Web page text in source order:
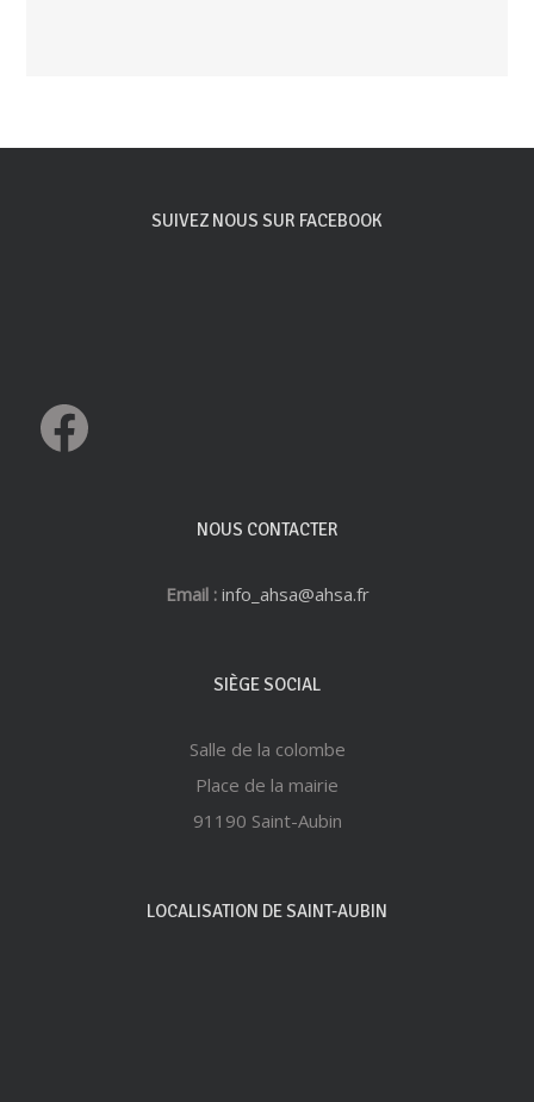
SUIVEZ NOUS SUR FACEBOOK
NOUS CONTACTER
Email : info_ahsa@ahsa.fr
SIÈGE SOCIAL
Salle de la colombe
Place de la mairie
91190 Saint-Aubin
LOCALISATION DE SAINT-AUBIN